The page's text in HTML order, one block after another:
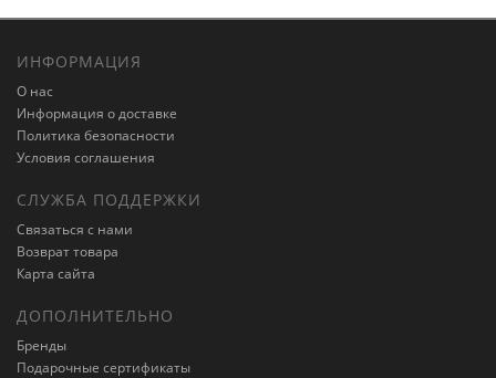
ИНФОРМАЦИЯ
О нас
Информация о доставке
Политика безопасности
Условия соглашения
СЛУЖБА ПОДДЕРЖКИ
Связаться с нами
Возврат товара
Карта сайта
ДОПОЛНИТЕЛЬНО
Бренды
Подарочные сертификаты